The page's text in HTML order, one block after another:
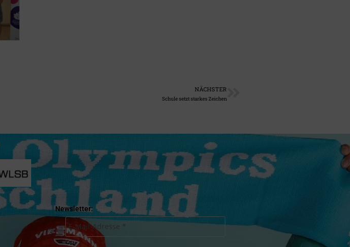
NÄCHSTER
Schule setzt starkes Zeichen
Newsletter: